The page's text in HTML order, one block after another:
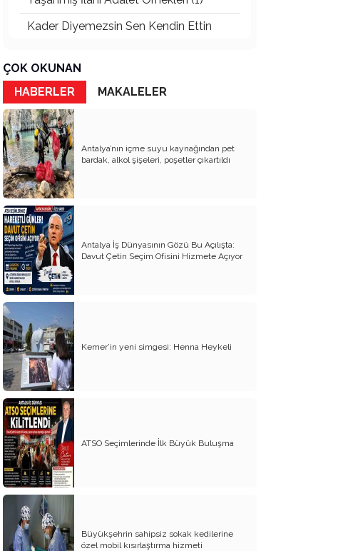
Kader Diyemezsin Sen Kendin Ettin
Keşke Herkes Sevdiği ve İyi Bildiği İşi
Yapsa
Veda Mektubum
Avm’ler Sinek Avlıyor
Hangi Gazetecilerin Günü?
Çok Para, Çok Bela
Geçen Yıldan Akılda Kalanlar
Yeni Yıl Duam
Çağımızın Hastalığı Madde Bağımlılığı
Yürek Burkan İsyanlarım
Organ Nakli ve Bağışı Hakkında
Görüşlerim
Suyumuz Isınıyor Haberiniz Olsun!!
Sözde Kadın Hakları Günü
Engellilerimize Engel Olmayalım
Öğretmenler Günü ve Eğitim
Sistemimiz
Kreşten Üniversiteye Tavsiyelerim
Binalar ve Zinalar
Altın Takı Mağdurları
ÇOK OKUNAN
HABERLER
MAKALELER
Antalya’nın içme suyu kaynağından pet
bardak, alkol şişeleri, poşetler çıkartıldı
Antalya İş Dünyasının Gözü Bu Açılışta:
Davut Çetin Seçim Ofisini Hizmete Açıyor
Kemer’in yeni simgesi: Henna Heykeli
ATSO Seçimlerinde İlk Büyük Buluşma
Büyükşehrin sahipsiz sokak kedilerine
özel mobil kısırlaştırma hizmeti